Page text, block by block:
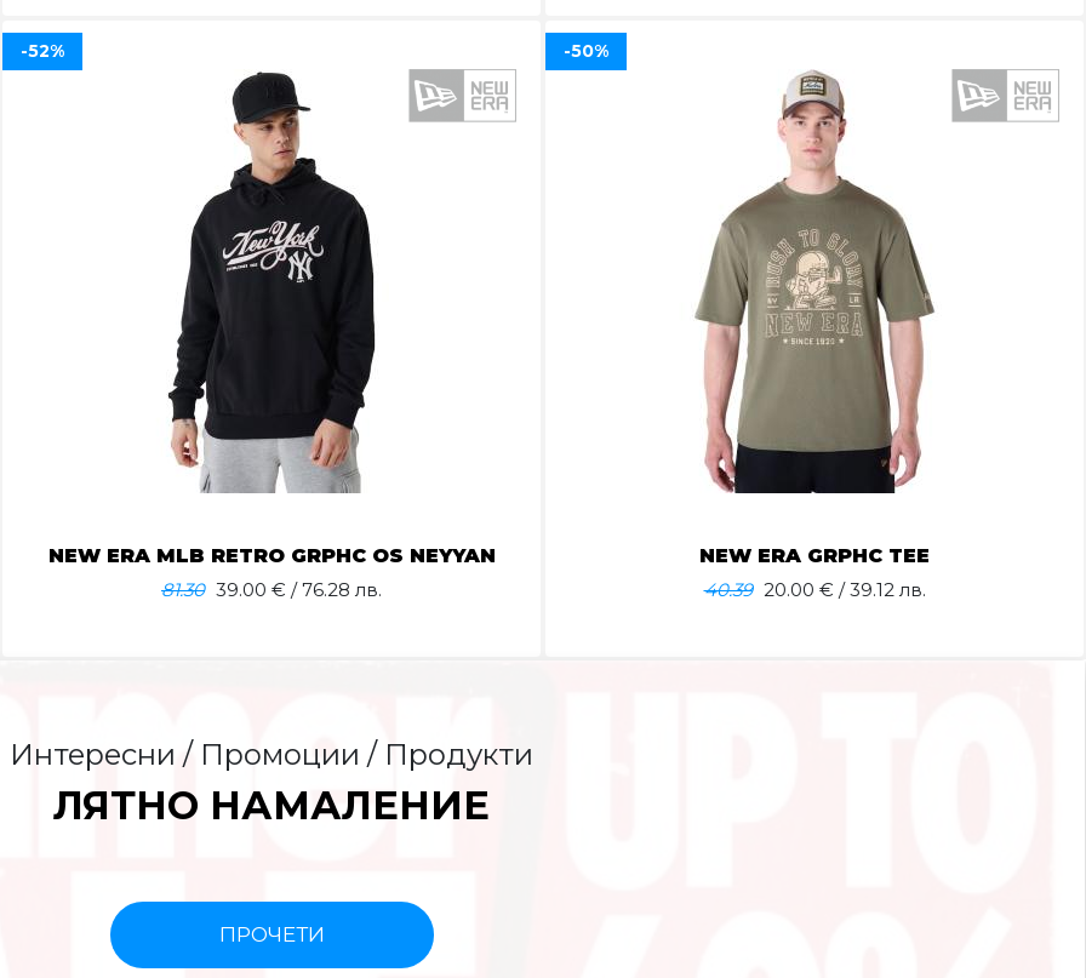
NEW ERA MLB RETRO GRPHC OS NEYYAN
81.30 39.00 € / 76.28 лв.
-52%
NEW ERA GRPHC TEE
40.39 20.00 € / 39.12 лв.
-50%
Интересни / Промоции / Продукти
ЛЯТНО НАМАЛЕНИЕ
ПРОЧЕТИ